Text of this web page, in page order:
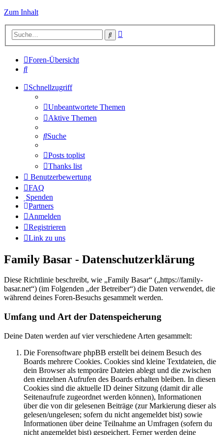
Zum Inhalt
Suche
Foren-Übersicht
Suche
Schnellzugriff
Unbeantwortete Themen
Aktive Themen
Suche
Posts toplist
Thanks list
Benutzerbewertung
FAQ
Spenden
Partners
Anmelden
Registrieren
Link zu uns
Family Basar - Datenschutzerklärung
Diese Richtlinie beschreibt, wie „Family Basar“ („https://family-
basar.net“) (im Folgenden „der Betreiber“) die Daten verwendet, die
während deines Foren-Besuchs gesammelt werden.
Umfang und Art der Datenspeicherung
Deine Daten werden auf vier verschiedene Arten gesammelt:
Die Forensoftware phpBB erstellt bei deinem Besuch des
Boards mehrere Cookies. Cookies sind kleine Textdateien, die
dein Browser als temporäre Dateien ablegt und die zwischen
den einzelnen Aufrufen des Boards erhalten bleiben. In diesen
Cookies sind die aktuelle ID deiner Sitzung (damit dir alle
Seitenaufrufe zugeordnet werden können), Informationen
über die von dir gelesenen Beiträge (zur Markierung dieser als
gelesen/ungelesen; sofern du nicht angemeldet bist) sowie
Informationen über deine Teilnahme an Umfragen (sofern du
nicht angemeldet bist) gespeichert. Ferner werden deine